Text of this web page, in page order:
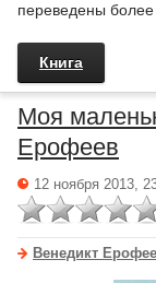
переведены более
Книга
Моя
Ерофеев
12 ноября 2013,
Венедикт